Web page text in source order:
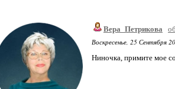
Вера_Петрикова
Воскресенье, 25 Сентября
Ниночка, примите мое